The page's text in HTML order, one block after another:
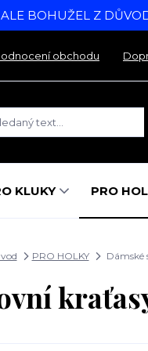
BOHUŽEL Z
obchodu
KLUKY PRO
PRO HOLKY Dámské